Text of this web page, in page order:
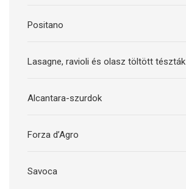
Positano
Lasagne, ravioli és olasz töltött tészták
Alcantara-szurdok
Forza d’Agro
Savoca